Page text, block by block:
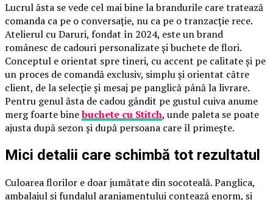
Lucrul ăsta se vede cel mai bine la brandurile care tratează
comanda ca pe o conversație, nu ca pe o tranzacție rece.
Atelierul cu Daruri, fondat în 2024, este un brand
românesc de cadouri personalizate și buchete de flori.
Conceptul e orientat spre tineri, cu accent pe calitate și pe
un proces de comandă exclusiv, simplu și orientat către
client, de la selecție și mesaj pe panglică până la livrare.
Pentru genul ăsta de cadou gândit pe gustul cuiva anume
merg foarte binebuchete cu Stitch, unde paleta se poate
ajusta după sezon și după persoana care îl primește.
Mici detalii care schimbă tot rezultatul
Culoarea florilor e doar jumătate din socoteală. Panglica,
ambalajul și fundalul aranjamentului contează enorm, și